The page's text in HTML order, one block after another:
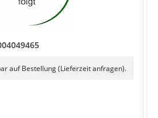
auf Bestellung (Lieferzeit anfragen).